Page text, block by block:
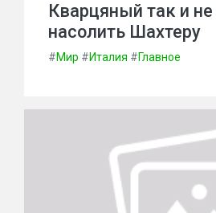
Кварцяный так и
насолить Шахтеру
#Мир #Италия #Главное